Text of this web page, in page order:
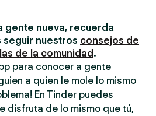
gente nueva, recuerda
nuestros consejos de
de la comunidad .
para conocer a gente
a quien le mole lo mismo
En Tinder puedes
disfruta de lo mismo que tú,